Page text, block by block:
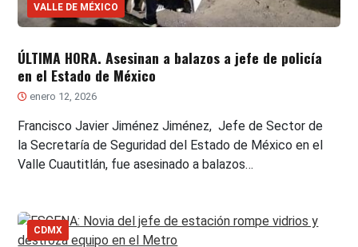
VALLE DE MÉXICO
ÚLTIMA HORA. Asesinan a balazos a jefe de policía
en el Estado de México
enero 12, 2026
Francisco Javier Jiménez Jiménez, Jefe de Sector de
la Secretaría de Seguridad del Estado de México en el
Valle Cuautitlán, fue asesinado a balazos…
CDMX